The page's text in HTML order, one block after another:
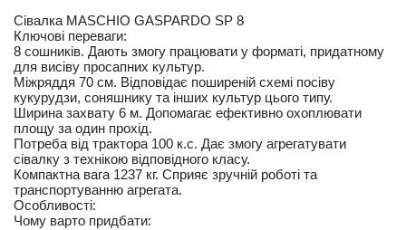
Сівалка MASCHIO GASPARDO SP 8
Ключові переваги:
8 сошників. Дають змогу працювати у форматі, придатному
для висіву просапних культур.
Міжряддя 70 см. Відповідає поширеній схемі посіву
кукурудзи, соняшнику та інших культур цього типу.
Ширина захвату 6 м. Допомагає ефективно охоплювати
площу за один прохід.
Потреба від трактора 100 к.с. Дає змогу агрегатувати
сівалку з технікою відповідного класу.
Компактна вага 1237 кг. Сприяє зручній роботі та
транспортуванню агрегата.
Особливості:
Чому варто придбати: